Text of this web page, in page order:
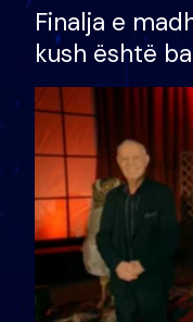
Finalja e
kush është
shtëpinë dhe
të fituar